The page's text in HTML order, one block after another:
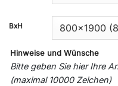
BxH
Hinweise und Wünsche
Bitte geben Sie hier Ihre
(maximal 10000 Zeichen)